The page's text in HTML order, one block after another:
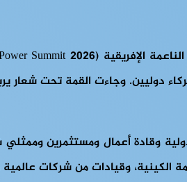
دوليين. وجاءت القمة تحت شعار
وقادة أعمال ومستثمرين وممثلي